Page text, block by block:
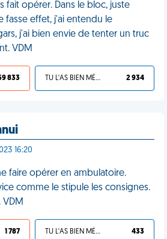
fait opérer. Dans le bloc, juste
fasse effet, j'ai entendu le
j'ai bien envie de tenter un truc
VDM
833 TU L'AS BIEN MÉRITÉ 2 934
16:20
faire opérer en ambulatoire.
comme le stipule les consignes.
VDM
1 787 TU L'AS BIEN MÉRITÉ 433